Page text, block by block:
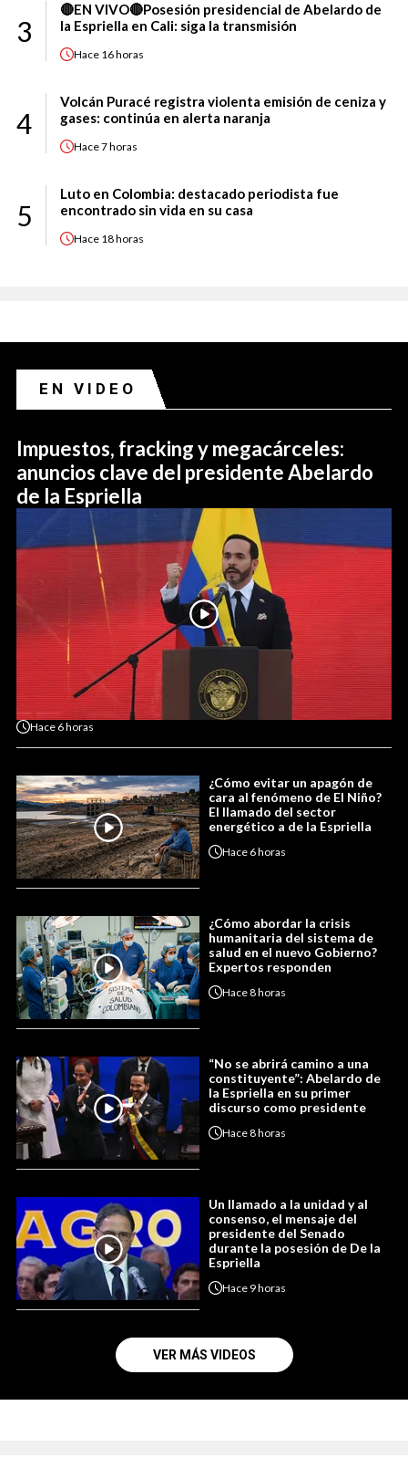
3
🔴EN VIVO🔴Posesión presidencial de Abelardo de
la Espriella en Cali: siga la transmisión
Hace 16 horas
4
Volcán Puracé registra violenta emisión de ceniza y
gases: continúa en alerta naranja
Hace7 horas
5
Luto en Colombia: destacado periodista fue
encontrado sin vida en su casa
Hace 18 horas
EN VIDEO
Impuestos, fracking y megacárceles:
anuncios clave del presidente Abelardo
de la Espriella
Hace 6 horas
¿Cómo evitar un apagón de
cara al fenómeno de El Niño?
El llamado del sector
energético a de la Espriella
Hace 6 horas
¿Cómo abordar la crisis
humanitaria del sistema de
salud en el nuevo Gobierno?
Expertos responden
Hace8 horas
“No se abrirá camino a una
constituyente”: Abelardo de
la Espriella en su primer
discurso como presidente
Hace8 horas
Un llamado a la unidad y al
consenso, el mensaje del
presidente del Senado
durante la posesión de De la
Espriella
Hace 9 horas
VER MÁS VIDEOS